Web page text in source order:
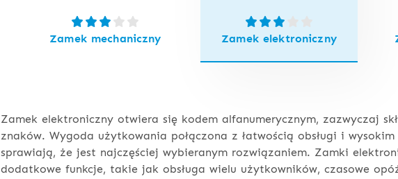
Zamek mechaniczny Zamek elektroniczny
Zamek elektroniczny otwiera się kodem alfanumerycznym, zazwyczaj
znaków. Wygoda użytkowania połączona z łatwością obsługi i
sprawiają, że jest najczęściej wybieranym rozwiązaniem. Zamki
dodatkowe funkcje, takie jak obsługa wielu użytkowników, czasowe